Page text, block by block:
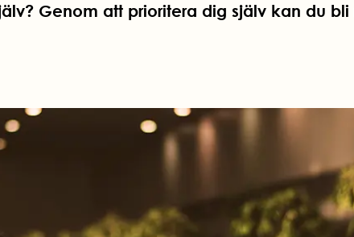
Genom att prioritera dig själv kan du bli